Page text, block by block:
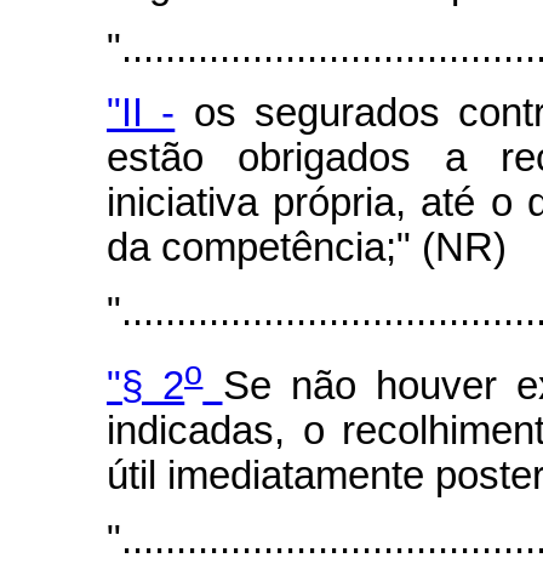
"II - os segurados
estão obrigados a
iniciativa própria, até o
da competência;" (NR)
"§ 2o
Se não houver
indicadas, o
útil imediatamente